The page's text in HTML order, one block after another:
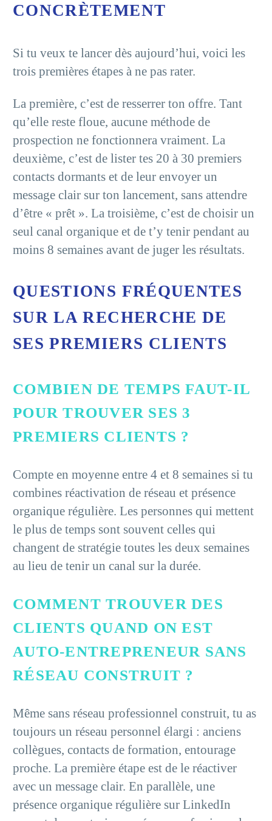
CONCRÈTEMENT
Si tu veux te lancer dès aujourd’hui, voici les
trois premières étapes à ne pas rater.
La première, c’est de resserrer ton offre. Tant
qu’elle reste floue, aucune méthode de
prospection ne fonctionnera vraiment. La
deuxième, c’est de lister tes 20 à 30 premiers
contacts dormants et de leur envoyer un
message clair sur ton lancement, sans attendre
d’être « prêt ». La troisième, c’est de choisir un
seul canal organique et de t’y tenir pendant au
moins 8 semaines avant de juger les résultats.
QUESTIONS FRÉQUENTES
SUR LA RECHERCHE DE
SES PREMIERS CLIENTS
COMBIEN DE TEMPS FAUT-IL
POUR TROUVER SES 3
PREMIERS CLIENTS ?
Compte en moyenne entre 4 et 8 semaines si tu
combines réactivation de réseau et présence
organique régulière. Les personnes qui mettent
le plus de temps sont souvent celles qui
changent de stratégie toutes les deux semaines
au lieu de tenir un canal sur la durée.
COMMENT TROUVER DES
CLIENTS QUAND ON EST
AUTO-ENTREPRENEUR SANS
RÉSEAU CONSTRUIT ?
Même sans réseau professionnel construit, tu as
toujours un réseau personnel élargi : anciens
collègues, contacts de formation, entourage
proche. La première étape est de le réactiver
avec un message clair. En parallèle, une
présence organique régulière sur LinkedIn